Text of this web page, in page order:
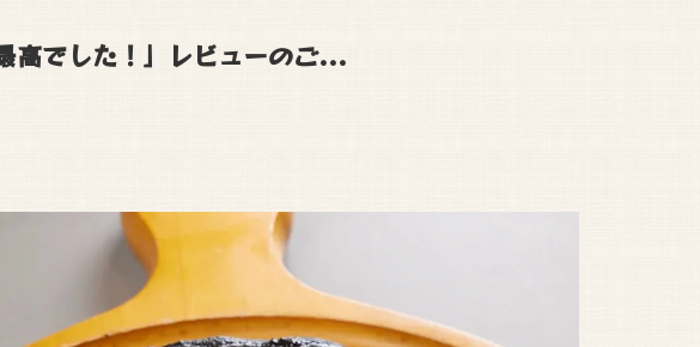
高でした！」レビューのご...